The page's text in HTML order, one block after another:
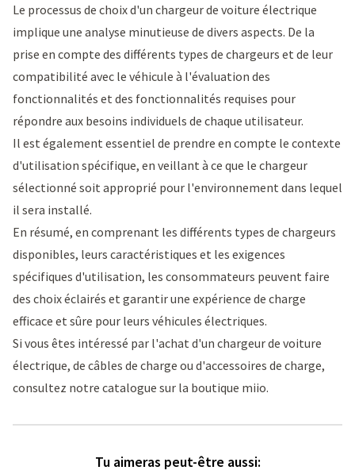
Le processus de choix d'un chargeur de voiture électrique
implique une analyse minutieuse de divers aspects. De la
prise en compte des différents types de chargeurs et de leur
compatibilité avec le véhicule à l'évaluation des
fonctionnalités et des fonctionnalités requises pour
répondre aux besoins individuels de chaque utilisateur.
Il est également essentiel de prendre en compte le contexte
d'utilisation spécifique, en veillant à ce que le chargeur
sélectionné soit approprié pour l'environnement dans lequel
il sera installé.
En résumé, en comprenant les différents types de chargeurs
disponibles, leurs caractéristiques et les exigences
spécifiques d'utilisation, les consommateurs peuvent faire
des choix éclairés et garantir une expérience de charge
efficace et sûre pour leurs véhicules électriques.
Si vous êtes intéressé par l'achat d'un chargeur de voiture
électrique, de câbles de charge ou d'accessoires de charge,
consultez notre catalogue sur la boutique miio.
Tu aimeras peut-être aussi: